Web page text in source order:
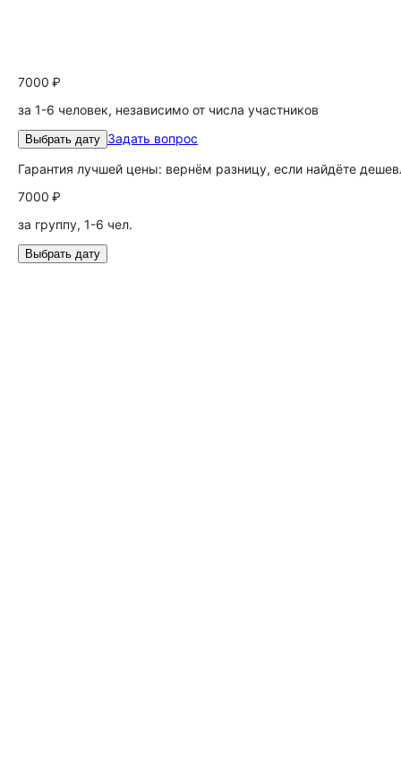
7000 ₽
за 1-6 человек, независимо от числа участников
Выбрать дату Задать вопрос
Гарантия лучшей цены: вернём разницу, если найдёте
7000 ₽
за группу, 1-6 чел.
Выбрать дату